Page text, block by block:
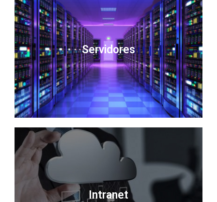
Servidores
Intranet